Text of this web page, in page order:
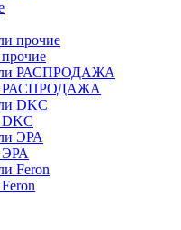
РАСПРОДАЖА
DKC
ЭРА